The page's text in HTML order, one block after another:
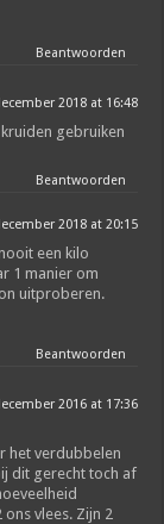
Beantwoorden
2018 at 16:48
gebruiken
Beantwoorden
2018 at 20:15
een kilo
1 manier om
uitproberen.
Beantwoorden
2016 at 17:36
het verdubbelen
dit gerecht toch af
ons vlees. Zijn 2